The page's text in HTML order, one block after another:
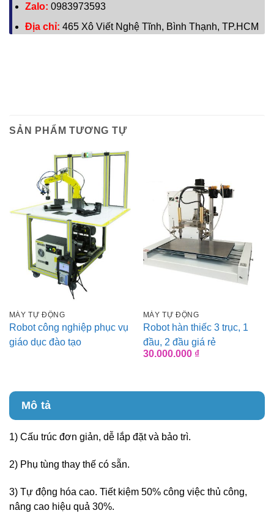
Zalo: 0983973593
Địa chỉ: 465 Xô Viết Nghệ Tĩnh, Bình Thạnh, TP.HCM
SẢN PHẨM TƯƠNG TỰ
MÁY TỰ ĐỘNG
Robot công nghiệp phục vụ
giáo dục đào tạo
MÁY TỰ ĐỘNG
Robot hàn thiếc 3 trục, 1
đầu, 2 đầu giá rẻ
30.000.000 ₫
Mô tả
1) Cấu trúc đơn giản, dễ lắp đặt và bảo trì.
2) Phụ tùng thay thế có sẵn.
3) Tự động hóa cao. Tiết kiệm 50% công việc thủ công,
nâng cao hiệu quả 30%.